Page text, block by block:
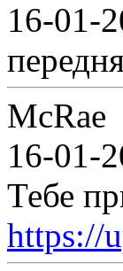
16-01-
McRae
16-01-
Тебе
https://